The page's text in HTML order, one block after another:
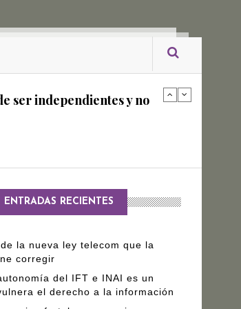
ser independientes y no
editorial de
ENTRADAS RECIENTES
la nueva ley telecom que la
corregir
del IFT e INAI es un
el derecho a la información